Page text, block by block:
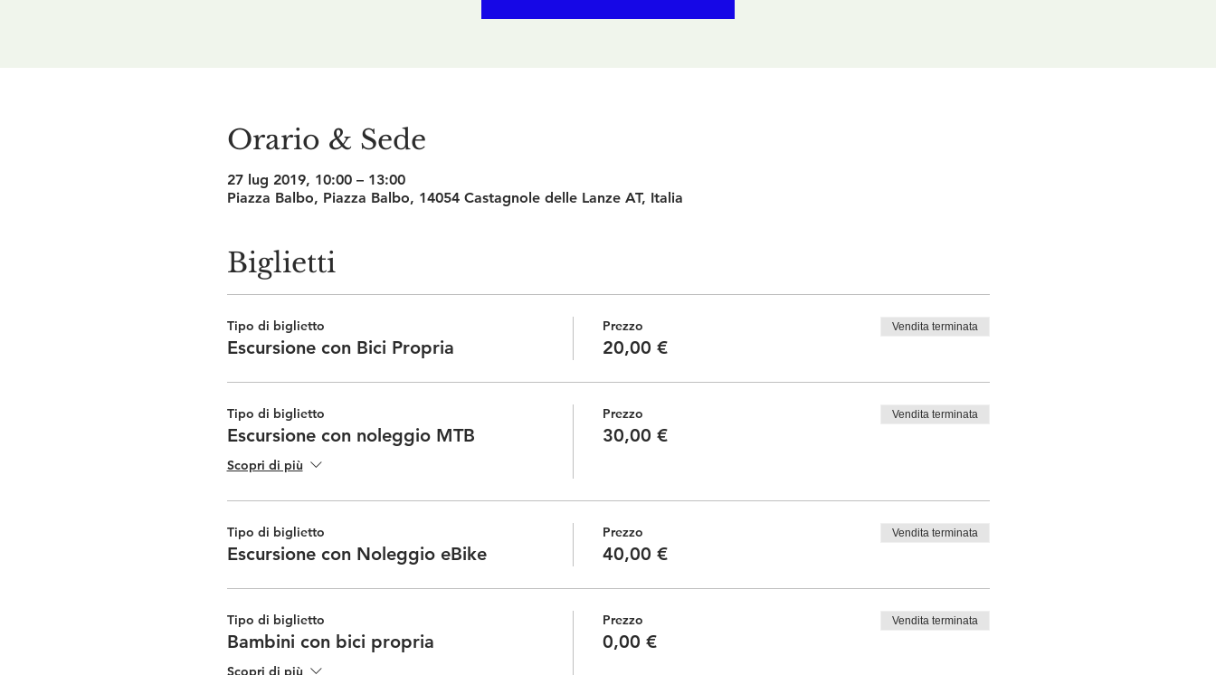
Orario & Sede
27 lug 2019, 10:00 – 13:00
Piazza Balbo, Piazza Balbo, 14054 Castagnole delle Lanze AT, Italia
Biglietti
Tipo di biglietto
Escursione con Bici Propria
Prezzo
20,00 €
Vendita terminata
Tipo di biglietto
Escursione con noleggio MTB
Scopri di più
Prezzo
30,00 €
Vendita terminata
Tipo di biglietto
Escursione con Noleggio eBike
Prezzo
40,00 €
Vendita terminata
Tipo di biglietto
Bambini con bici propria
Scopri di più
Prezzo
0,00 €
Vendita terminata